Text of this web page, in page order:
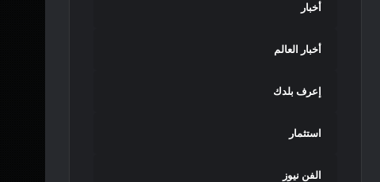
أخبار
أخبار العالم
إعرف بلدك
استثمار
الفن نيوز